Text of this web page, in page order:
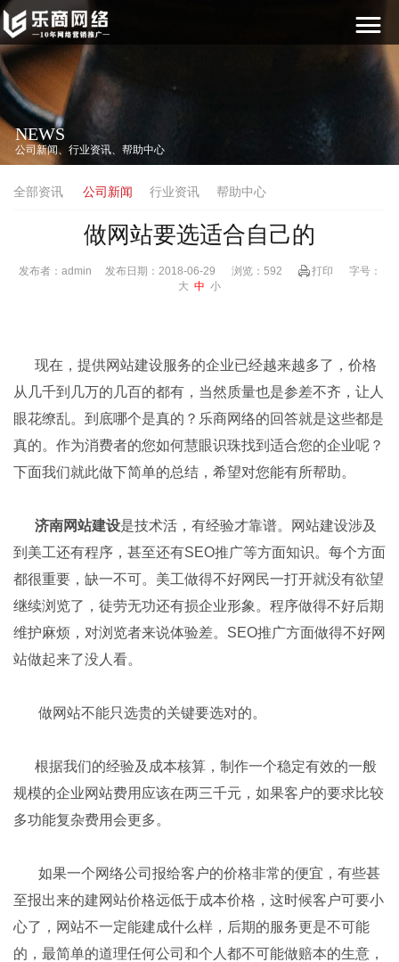
NEWS
公司新闻、行业资讯、帮助中心
全部资讯 公司新闻 行业资讯 帮助中心
做网站要选适合自己的
发布者： admin 发布日期： 2018-06-29 浏览： 592 打印
字号：
大 中 小
现在，提供网站建设服务的企业已经越来越多了，价格
从几千到几万的几百的都有，当然质量也是参差不齐，让人
眼花缭乱。到底哪个是真的？乐商网络的回答就是这些都是
真的。作为消费者的您如何慧眼识珠找到适合您的企业呢？
下面我们就此做下简单的总结，希望对您能有所帮助。
济南网站建设是技术活，有经验才靠谱。网站建设涉及
到美工还有程序，甚至还有SEO推广等方面知识。每个方面
都很重要，缺一不可。美工做得不好网民一打开就没有欲望
继续浏览了，徒劳无功还有损企业形象。程序做得不好后期
维护麻烦，对浏览者来说体验差。SEO推广方面做得不好网
站做起来了没人看。
做网站不能只选贵的关键要选对的。
根据我们的经验及成本核算，制作一个稳定有效的一般
规模的企业网站费用应该在两三千元，如果客户的要求比较
多功能复杂费用会更多。
如果一个网络公司报给客户的价格非常的便宜，有些甚
至报出来的建网站价格远低于成本价格，这时候客户可要小
心了，网站不一定能建成什么样，后期的服务更是不可能
的，最简单的道理任何公司和个人都不可能做赔本的生意，